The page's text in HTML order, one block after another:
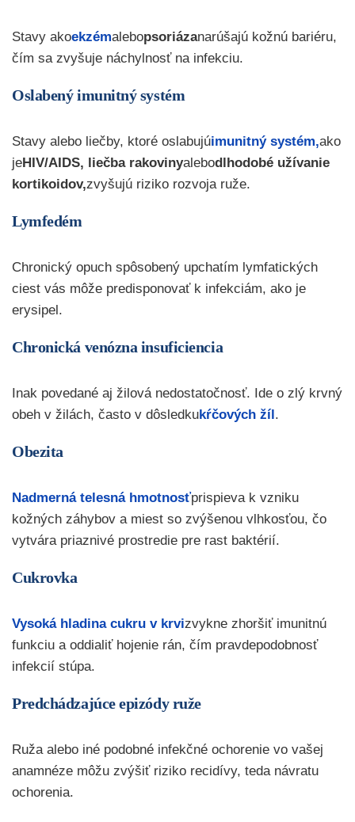
Stavy akoekzémalebopsoriázanarúšajú kožnú bariéru,
čím sa zvyšuje náchylnosť na infekciu.
Oslabený imunitný systém
Stavy alebo liečby, ktoré oslabujúimunitný systém,ako
jeHIV/AIDS, liečba rakovinyalebodlhodobé užívanie
kortikoidov,zvyšujú riziko rozvoja ruže.
Lymfedém
Chronický opuch spôsobený upchatím lymfatických
ciest vás môže predisponovať k infekciám, ako je
erysipel.
Chronická venózna insuficiencia
Inak povedané aj žilová nedostatočnosť. Ide o zlý krvný
obeh v žilách, často v dôsledkukŕčových žíl.
Obezita
Nadmerná telesná hmotnosťprispieva k vzniku
kožných záhybov a miest so zvýšenou vlhkosťou, čo
vytvára priaznivé prostredie pre rast baktérií.
Cukrovka
Vysoká hladina cukru v krvizvykne zhoršiť imunitnú
funkciu a oddialiť hojenie rán, čím pravdepodobnosť
infekcií stúpa.
Predchádzajúce epizódy ruže
Ruža alebo iné podobné infekčné ochorenie vo vašej
anamnéze môžu zvýšiť riziko recidívy, teda návratu
ochorenia.